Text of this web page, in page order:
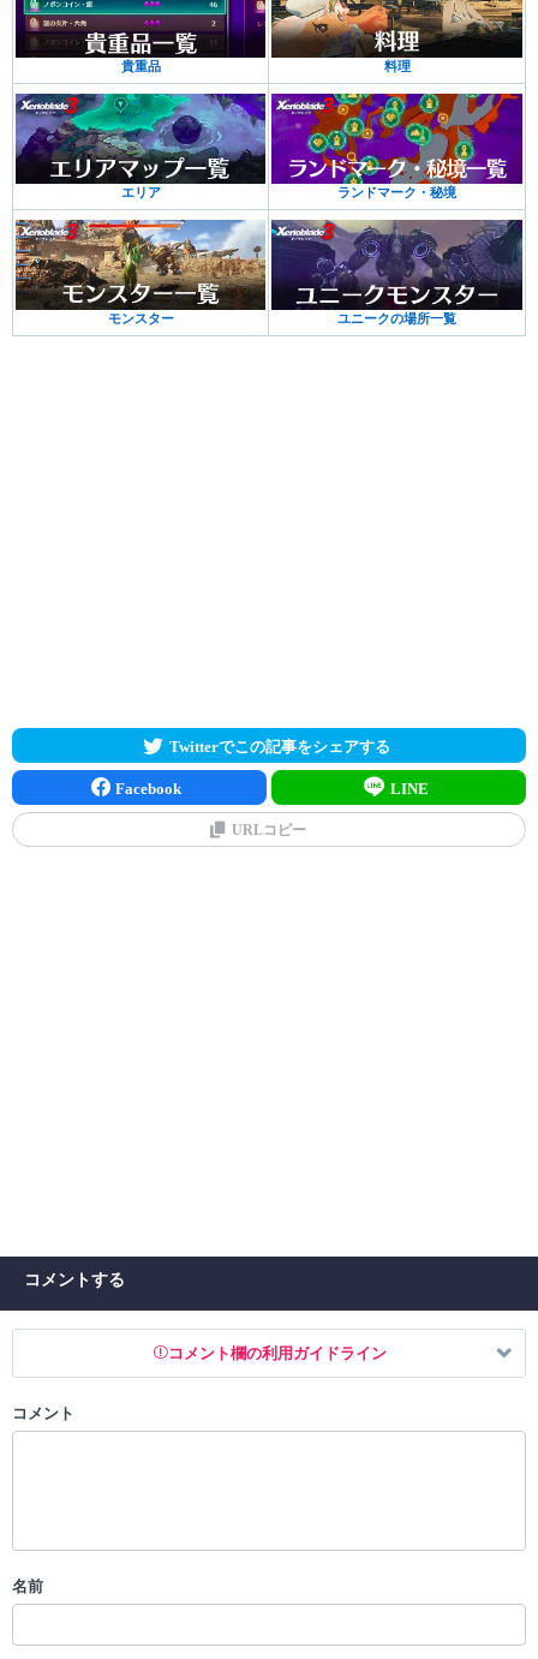
貴重品 料理
エリア ランドマーク・秘境
モンスター ユニークの場所一覧
Twitterでこの記事をシェアする
Facebook LINE
URLコピー
コメントする
コメント欄の利用ガイドライン
以下の書き込みを禁止とし、場合によってはコメント削除や書き込み制
・一度削除された投稿を再び投稿すること
・アカウントの売買など金銭が絡む内容の投稿
コメント
名前